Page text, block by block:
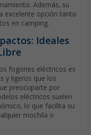
Además, su
excelente opción tanto
en camping.
Ideales
fogones eléctricos es
y ligeros que los
preocuparte por
eléctricos suelen
lo que facilita su
mochila o